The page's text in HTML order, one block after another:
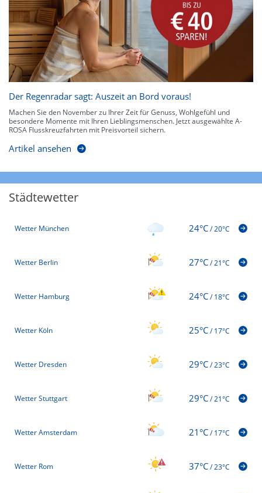
Der Regenradar sagt: Auszeit an Bord voraus!
Machen Sie den November zu Ihrer Zeit für Genuss, Wohlgefühl und
besondere Momente mit Ihren Lieblingsmenschen. Jetzt ausgewählte A-
ROSA Flusskreuzfahrten mit Preisvorteil sichern.
Artikel ansehen
Städtewetter
Wetter München 24°C/20°C
Wetter Berlin 27°C/21°C
Wetter Hamburg 24°C/18°C
Wetter Köln 25°C/17°C
Wetter Dresden 29°C/23°C
Wetter Stuttgart 29°C/21°C
Wetter Amsterdam 21°C/17°C
Wetter Rom 37°C/23°C